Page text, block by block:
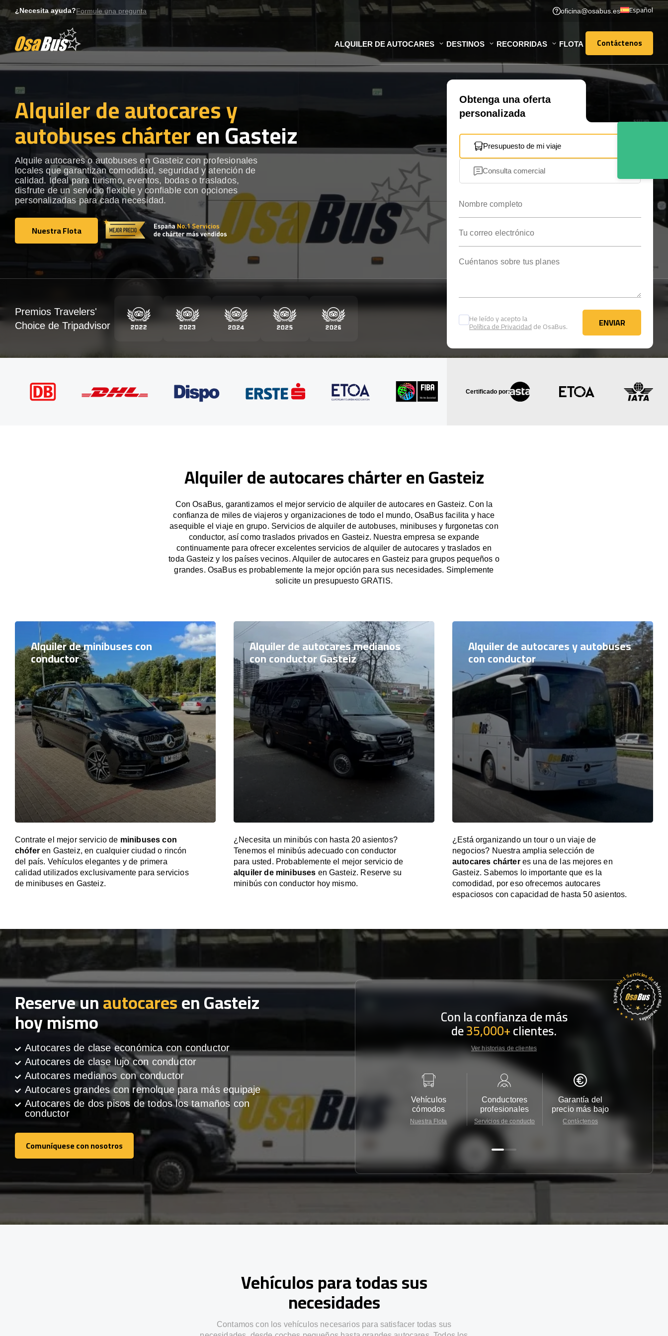
to
¿Necesita ayuda?Formule una pregunta oficina@osabus.es Español
ALQUILER DE AUTOCARES DESTINOS RECORRIDAS FLOTA Contáctenos
Contáctenos
Alquiler de autocares y
autobuses chárteren Gasteiz
Alquile autocares o autobuses en Gasteiz con profesionales
locales que garantizan comodidad, seguridad y atención de
calidad. Ideal para turismo, eventos, bodas o traslados,
disfrute de un servicio flexible y confiable con opciones
personalizadas para cada necesidad.
Nuestra Flota
Nuestra Flota
Obtenga una oferta
personalizada
Presupuesto de mi viaje
Consulta comercial
He leído y acepto la
Política de Privacidadde OsaBus. ENVIAR
ENVIAR
Premios Travelers'
Choice de Tripadvisor
Certificado por:
Alquiler de autocares chárter en Gasteiz
Con OsaBus, garantizamos el mejor servicio de alquiler de autocares en Gasteiz. Con la
confianza de miles de viajeros y organizaciones de todo el mundo, OsaBus facilita y hace
asequible el viaje en grupo. Servicios de alquiler de autobuses, minibuses y furgonetas con
conductor, así como traslados privados en Gasteiz. Nuestra empresa se expande
continuamente para ofrecer excelentes servicios de alquiler de autocares y traslados en
toda Gasteiz y los países vecinos. Alquiler de autocares en Gasteiz para grupos pequeños o
grandes. OsaBus es probablemente la mejor opción para sus necesidades. Simplemente
solicite un presupuesto GRATIS.
Alquiler de minibuses con
conductor
Contrate el mejor servicio de minibuses con
chóferen Gasteiz, en cualquier ciudad o rincón
del país. Vehículos elegantes y de primera
calidad utilizados exclusivamente para servicios
de minibuses en Gasteiz.
Alquiler de autocares medianos
con conductor Gasteiz
¿Necesita un minibús con hasta 20 asientos?
Tenemos el minibús adecuado con conductor
para usted. Probablemente el mejor servicio de
alquiler de minibuses en Gasteiz. Reserve su
minibús con conductor hoy mismo.
Alquiler de autocares y autobuses
con conductor
¿Está organizando un tour o un viaje de
negocios? Nuestra amplia selección de
autocares chárteres una de las mejores en
Gasteiz. Sabemos lo importante que es la
comodidad, por eso ofrecemos autocares
espaciosos con capacidad de hasta 50 asientos.
Reserve unautocaresen Gasteiz
hoy mismo
Autocares de clase económica con conductor
Autocares de clase lujo con conductor
Autocares medianos con conductor
Autocares grandes con remolque para más equipaje
Autocares de dos pisos de todos los tamaños con
conductor
Comuníquese con nosotros
Comuníquese con nosotros
Con la confianza de más
de35,000+clientes.
Ver historias de clientes
Vehículos
cómodos
Nuestra Flota
Conductores
profesionales
Servicios de conducto
Garantía del
precio más bajo
Contáctenos
Vehículos para todas sus
necesidades
Contamos con los vehículos necesarios para satisfacer todas sus